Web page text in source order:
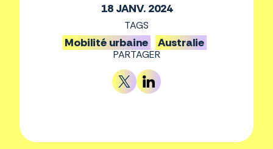
18 JANV. 2024
TAGS
Mobilité urbaine Australie
PARTAGER